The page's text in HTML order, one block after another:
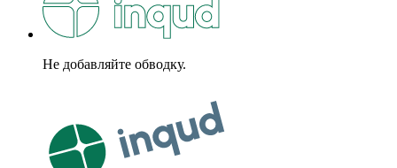
Не добавляйте обводку.